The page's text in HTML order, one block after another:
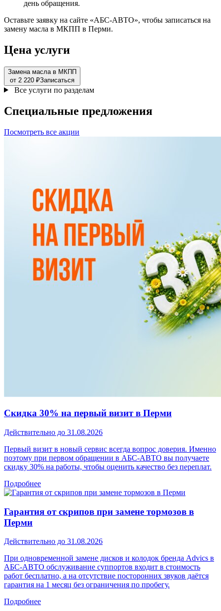
день обращения.
Оставьте заявку на сайте «АБС-АВТО», чтобы записаться на
замену масла в МКПП в Перми.
Цена услуги
Замена масла в МКПП
от 2 220 ₽Записаться
Все услуги по разделам
Специальные предложения
Посмотреть все акции
Скидка 30% на первый визит в Перми
Действительно до 31.08.2026
Первый визит в новый сервис всегда вопрос доверия. Именно
поэтому при первом обращении в АБС-АВТО вы получаете
скидку 30% на работы, чтобы оценить качество без переплат.
Подробнее
Гарантия от скрипов при замене тормозов в
Перми
Действительно до 31.08.2026
При одновременной замене дисков и колодок бренда Advics в
АБС-АВТО обслуживание суппортов входит в стоимость
работ бесплатно, а на отсутствие посторонних звуков даётся
гарантия на 1 месяц без ограничения по пробегу.
Подробнее